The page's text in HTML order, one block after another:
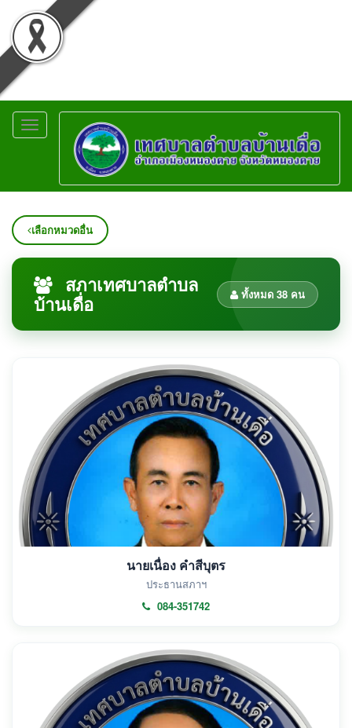
Toggle
navigation
เลือกหมวดอื่น
สภาเทศบาลตำบล
บ้านเดื่อ ทั้งหมด 38 คน
นายเนื่อง คำสีบุตร
ประธานสภาฯ
084-351742